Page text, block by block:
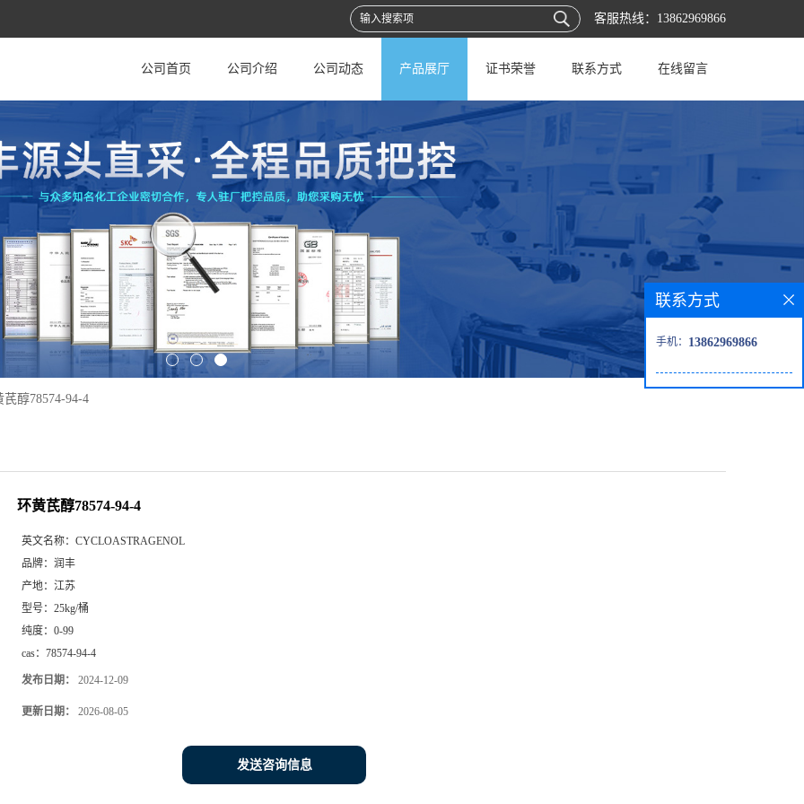
客服热线： 13862969866
公司首页 公司介绍 公司动态 产品展厅 证书荣誉 联系方式 在线留言
芪醇78574-94-4
环黄芪醇78574-94-4
英文名称： CYCLOASTRAGENOL
品牌： 润丰
产地： 江苏
型号： 25kg/桶
纯度： 0-99
cas： 78574-94-4
发布日期： 2024-12-09
更新日期： 2026-08-05
发送咨询信息
联系方式
手机： 13862969866